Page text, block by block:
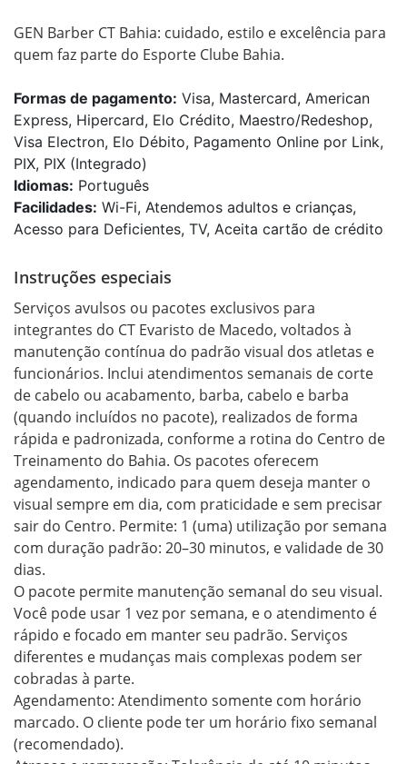
GEN Barber CT Bahia: cuidado, estilo e excelência para
quem faz parte do Esporte Clube Bahia.
Formas de pagamento: Visa, Mastercard, American
Express, Hipercard, Elo Crédito, Maestro/Redeshop,
Visa Electron, Elo Débito, Pagamento Online por Link,
PIX, PIX (Integrado)
Idiomas: Português
Facilidades: Wi-Fi, Atendemos adultos e crianças,
Acesso para Deficientes, TV, Aceita cartão de crédito
Instruções especiais
Serviços avulsos ou pacotes exclusivos para
integrantes do CT Evaristo de Macedo, voltados à
manutenção contínua do padrão visual dos atletas e
funcionários. Inclui atendimentos semanais de corte
de cabelo ou acabamento, barba, cabelo e barba
(quando incluídos no pacote), realizados de forma
rápida e padronizada, conforme a rotina do Centro de
Treinamento do Bahia. Os pacotes oferecem
agendamento, indicado para quem deseja manter o
visual sempre em dia, com praticidade e sem precisar
sair do Centro. Permite: 1 (uma) utilização por semana
com duração padrão: 20–30 minutos, e validade de 30
dias.
O pacote permite manutenção semanal do seu visual.
Você pode usar 1 vez por semana, e o atendimento é
rápido e focado em manter seu padrão. Serviços
diferentes e mudanças mais complexas podem ser
cobradas à parte.
Agendamento: Atendimento somente com horário
marcado. O cliente pode ter um horário fixo semanal
(recomendado).